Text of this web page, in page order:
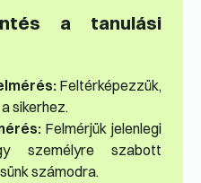
a tanulási
Feltérképezzük,
sikerhez.
Felmérjük jelenlegi
személyre szabott
számodra.